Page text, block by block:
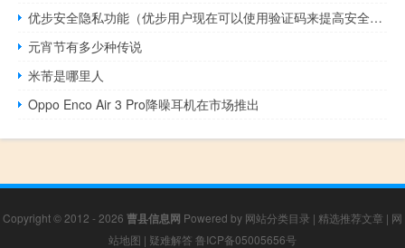
优步安全隐私功能（优步用户现在可以使用验证码来提高安全性）
元宵节有多少种传说
米芾是哪里人
Oppo Enco Air 3 Pro降噪耳机在市场推出
Copyright © 2012 - 2026 曹县信息网 Powered by 网站分类目录 | 精选推荐文章 | 网
站地图 | 疑难解答 鲁ICP备05005656号